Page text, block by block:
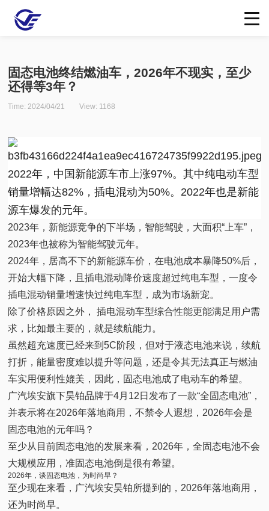
固态电池终结燃油车，2026年不现实，至少
还得等3年？
Time:2024/04/21 View: 1168
2022年，中国新能源车市上涨97%。其中纯电动车型
销量增幅达82%，插电混动为50%。2022年也是新能
源车爆发的元年。
2023年，新能源竞争的下半场，智能驾驶，大面积“上车”，
2023年也被称为智能驾驶元年。
2024年，居高不下的新能源车价，在电池成本暴降50%后，
开始大幅下降，且插电混动降价速度超过纯电车型，一度令
插电混动销量增速快过纯电车型，成为市场新宠。
除了价格原因之外， 插电混动车型综合性能更能满足用户需
求，比如最主要的，就是续航能力。
虽然超充速度已经来到5C阶段，但对于液态电池来说，续航
打折，能量密度难以提升等问题，还是令其无法真正与燃油
车实用便利性媲美，因此，固态电池成了电动车的希望。
广汽埃安旗下昊铂品牌于4月12日发布了一款“全固态电池”，
并表示将在2026年落地商用，不禁令人遐想，2026年会是
固态电池的元年吗？
至少从目前固态电池的发展来看，2026年，全固态电池不会
大规模应用，准固态电池倒是很有希望。
2026年，谈固态电池，为时尚早？
至少现在来看，广汽埃安昊铂所提到的，2026年落地商用，
还为时尚早。